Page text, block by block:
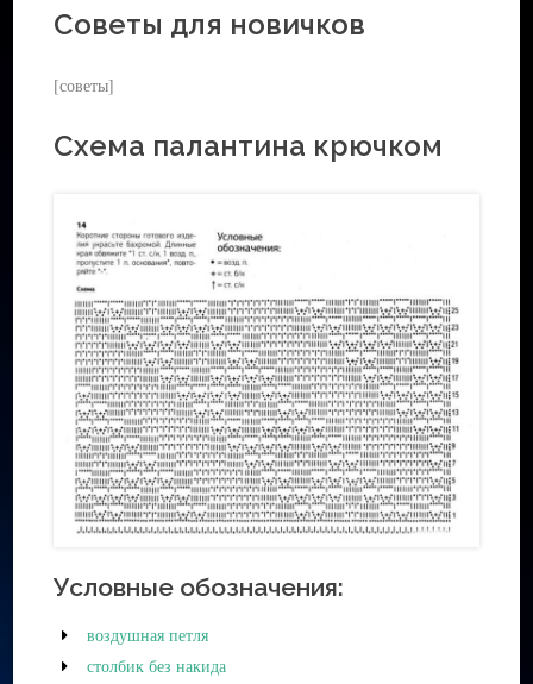
Советы для новичков
[советы]
Схема палантина крючком
Условные обозначения:
воздушная петля
столбик без накида